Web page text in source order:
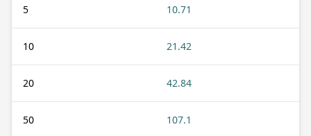
5 10.71
10 21.42
20 42.84
50 107.1